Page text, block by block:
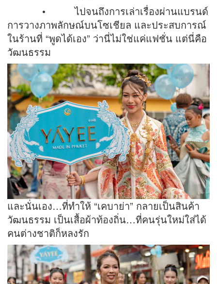
• ไปจนถึงการเล่าเรื่องผ่านแบรนด์
การวางภาพลักษณ์บนโซเชียล และประสบการณ์
ในร้านที่ “พูดได้เอง” ว่านี่ไม่ใช่แค่แฟชั่น แต่นี่คือ
วัฒนธรรม
และนั่นเอง…ที่ทำให้ “เคบาย่า” กลายเป็นสินค้า
วัฒนธรรม เป็นเสื้อผ้าท้องถิ่น…ที่คนรุ่นใหม่ใส่ได้
คนต่างชาติก็หลงรัก